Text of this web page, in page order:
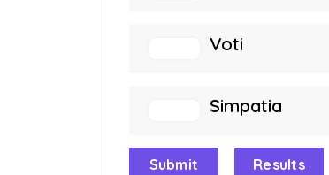
Voti
Simpatia
Submit Results